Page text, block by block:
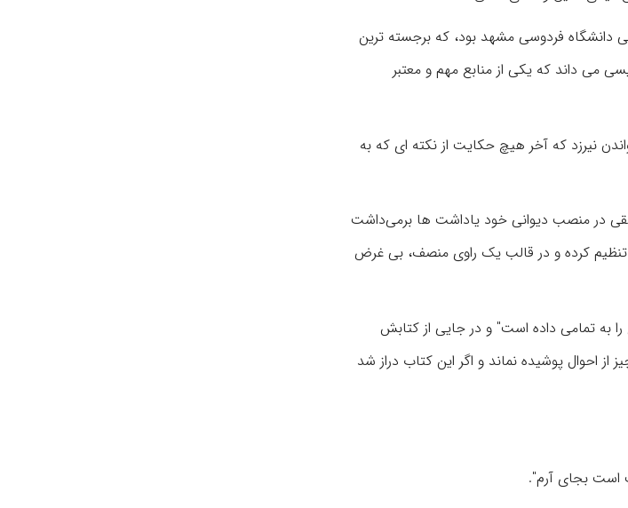
دانشگاه فردوسی مشهد بود،‌ که برجسته ترین
می داند که یکی از منابع مهم و معتبر
نیرزد که آخر هیچ حکایت از نکته ای که به
در منصب دیوانی خود یاداشت ها برمی‌داشت
تنظیم کرده و در قالب یک راوی منصف، بی غرض
به تمامی داده است" و در جایی از کتابش
احوال پوشیده نماند و اگر این کتاب دراز شد
است بجای آرم".